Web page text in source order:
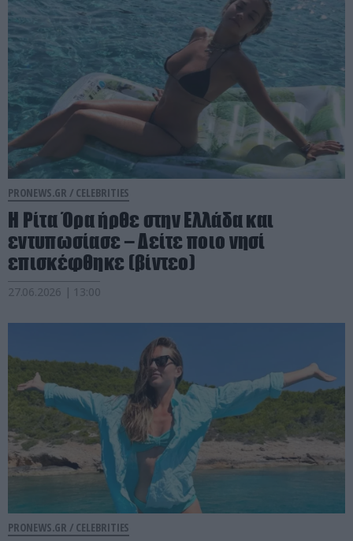
PRONEWS.GR / CELEBRITIES
Η Ρίτα Όρα ήρθε στην Ελλάδα και
εντυπωσίασε – Δείτε ποιο νησί
επισκέφθηκε (βίντεο)
27.06.2026 | 13:00
PRONEWS.GR / CELEBRITIES